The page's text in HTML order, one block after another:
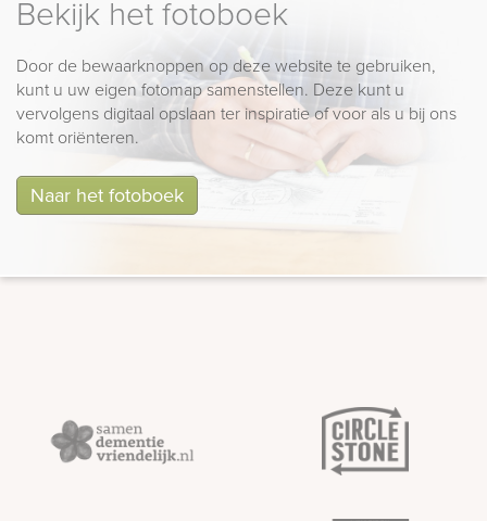
Bekijk het fotoboek
Door de bewaarknoppen op deze website te gebruiken,
kunt u uw eigen fotomap samenstellen. Deze kunt u
vervolgens digitaal opslaan ter inspiratie of voor als u bij ons
komt oriënteren.
Naar het fotoboek